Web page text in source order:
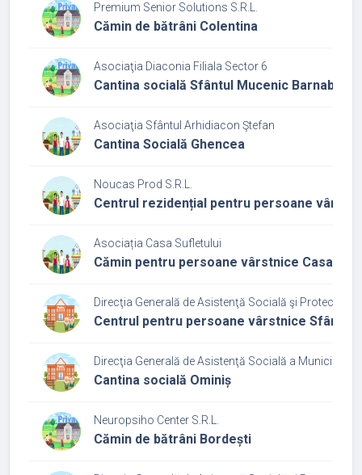
Premium Senior Solutions S.R.L.
Cămin de bătrâni Colentina
Asociaţia Diaconia Filiala Sector 6
Cantina socială Sfântul Mucenic Barnabas
Asociaţia Sfântul Arhidiacon Ştefan
Cantina Socială Ghencea
Noucas Prod S.R.L.
Centrul rezidențial pentru persoane
Asociația Casa Sufletului
Cămin pentru persoane vârstnice Casa
Direcţia Generală de Asistenţă Socială şi Protecţia
Centrul pentru persoane vârstnice Sfântul
Direcţia Generală de Asistenţă Socială a Municipiului
Cantina socială Ominiș
Neuropsiho Center S.R.L.
Cămin de bătrâni Bordești